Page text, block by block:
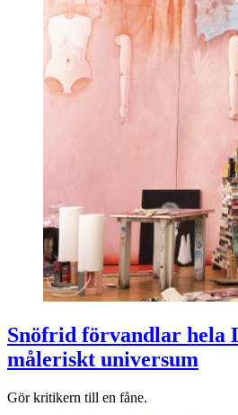
Snöfrid förvandlar hela
måleriskt universum
Gör kritikern till en fåne.